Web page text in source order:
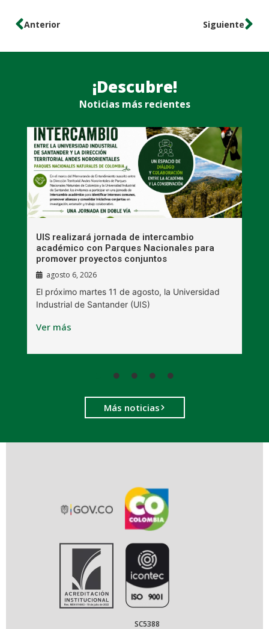
Anterior Siguiente
¡Descubre!
Noticias más recientes
UIS realizará jornada de intercambio
académico con Parques Nacionales para
promover proyectos conjuntos
agosto 6, 2026
El próximo martes 11 de agosto, la Universidad
Industrial de Santander (UIS)
Ver más
Más noticias